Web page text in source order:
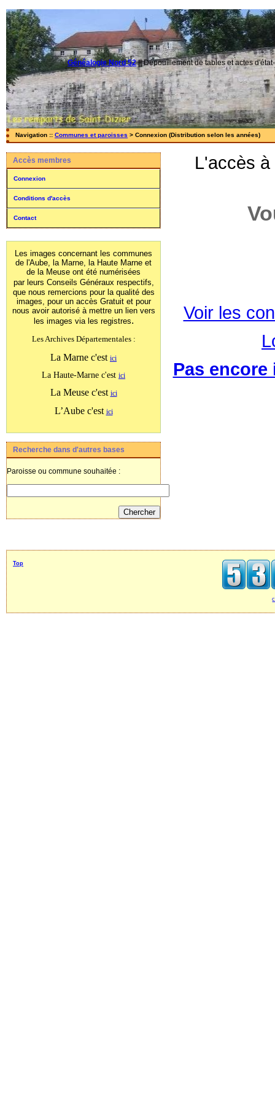
Généalogie Nord 52||Dépouillement de tables et actes
Navigation :: Communes et paroisses > Connexion (Distribution selon les années)
Accès membres
Connexion
Conditions d'accès
Contact
Les images concernant les communes
de l'Aube, la Marne, la Haute Marne et
de la Meuse ont été numérisées
par leurs Conseils Généraux respectifs,
que nous remercions pour la qualité des
images, pour un accès Gratuit et pour
nous avoir autorisé à mettre un lien vers
les images via les registres.
Les Archives Départementales :
La Marne c'est ici
La Haute-Marne c'est ici
La Meuse c'est ici
L’Aube c'est ici
Recherche dans d'autres bases
Paroisse ou commune souhaitée :
L'accès
Voir les
Pas
Top